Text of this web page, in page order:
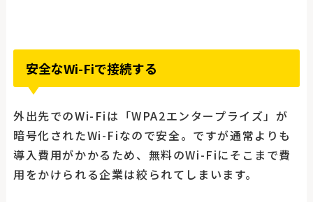
安全なWi-Fiで接続する
外出先でのWi-Fiは「WPA2エンタープライズ」が
暗号化されたWi-Fiなので安全。ですが通常よりも
導入費用がかかるため、無料のWi-Fiにそこまで費
用をかけられる企業は絞られてしまいます。